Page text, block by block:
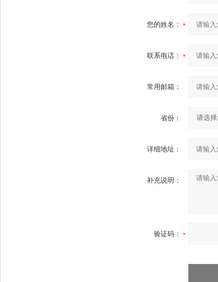
您的姓名：
联系电话：
常用邮箱：
省份：
详细地址：
补充说明：
验证码：